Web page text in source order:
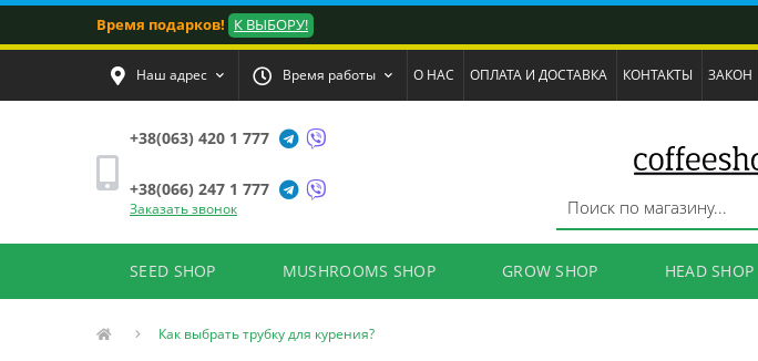
Время подарков! К ВЫБОРУ!
Наш адрес Время работы О НАС ОПЛАТА И ДОСТАВКА КОНТАКТЫ ЗАКОН
+38(063) 420 1 777
+38(066) 247 1 777
Заказать звонок
SEED SHOP MUSHROOMS SHOP GROW SHOP HEAD SHOP
Как выбрать трубку для курения?